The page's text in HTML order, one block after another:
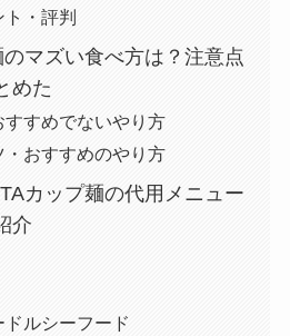
ト・評判
マズい食べ方は？注意点
めた
すすめでないやり方
・おすすめのやり方
カップ麺の代用メニュー
介
ドルシーフード